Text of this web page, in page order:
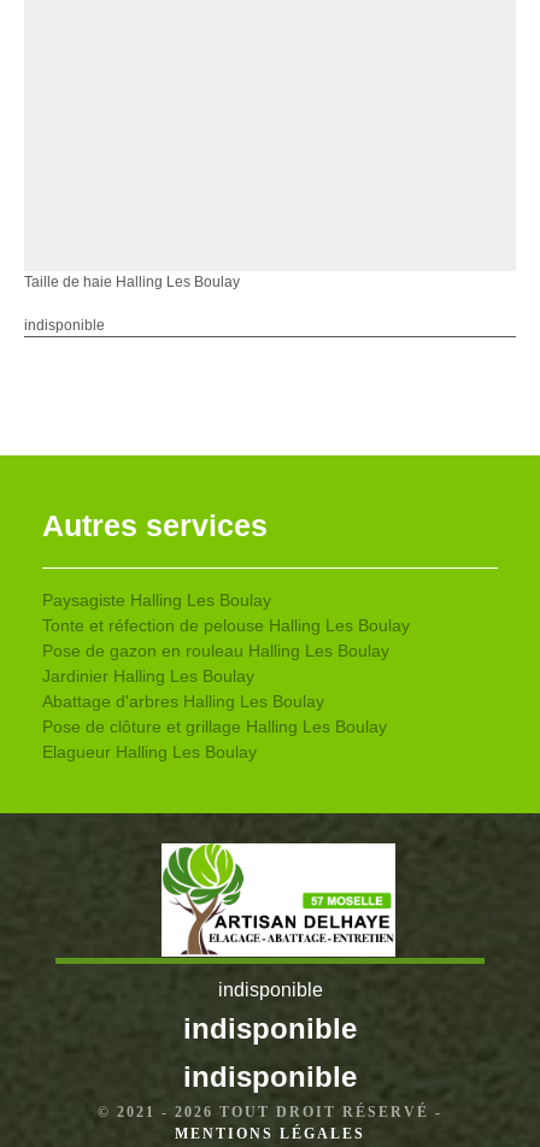
Taille de haie Halling Les Boulay
indisponible
Autres services
Paysagiste Halling Les Boulay
Tonte et réfection de pelouse Halling Les Boulay
Pose de gazon en rouleau Halling Les Boulay
Jardinier Halling Les Boulay
Abattage d'arbres Halling Les Boulay
Pose de clôture et grillage Halling Les Boulay
Elagueur Halling Les Boulay
indisponible
indisponible
indisponible
© 2021 - 2026 TOUT DROIT RÉSERVÉ -
MENTIONS LÉGALES